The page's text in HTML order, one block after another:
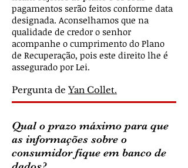
pagamentos serão feitos conforme data
designada. Aconselhamos que na
qualidade de credor o senhor
acompanhe o cumprimento do Plano
de Recuperação, pois este direito lhe é
assegurado por Lei.
Pergunta de Yan Collet.
Qual o prazo máximo para que
as informações sobre o
consumidor fique em banco de